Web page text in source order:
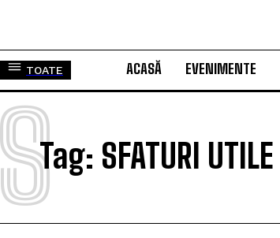
TOATE ACASĂ EVENIMENTE
Tag: SFATURI UTILE